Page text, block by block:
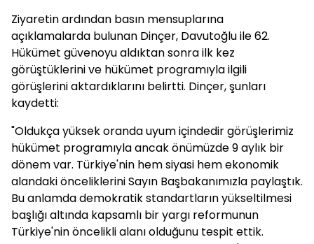
Ziyaretin ardından basın mensuplarına
açıklamalarda bulunan Dinçer, Davutoğlu ile 62.
Hükümet güvenoyu aldıktan sonra ilk kez
görüştüklerini ve hükümet programıyla ilgili
görüşlerini aktardıklarını belirtti. Dinçer, şunları
kaydetti:
"Oldukça yüksek oranda uyum içindedir görüşlerimiz
hükümet programıyla ancak önümüzde 9 aylık bir
dönem var. Türkiye'nin hem siyasi hem ekonomik
alandaki önceliklerini Sayın Başbakanımızla paylaştık.
Bu anlamda demokratik standartların yükseltilmesi
başlığı altında kapsamlı bir yargı reformunun
Türkiye'nin öncelikli alanı olduğunu tespit ettik.